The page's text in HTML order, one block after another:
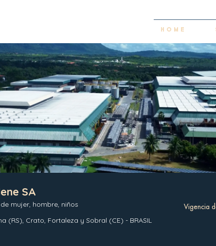
H O M E
SA
mujer, hombre, niños
(RS), Crato, Fortaleza y Sobral (CE) - BRASIL
Vigencia